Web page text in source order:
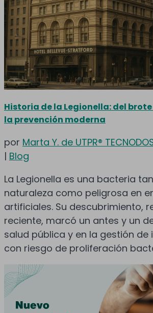
Historia de la Legionella: del
la prevención moderna
por Marta Y. de UTPR®
| Blog
La Legionella es una bacteria
naturaleza como peligrosa en
artificiales. Su descubrimiento,
reciente, marcó un antes y un
salud pública y en la gestión de
con riesgo de proliferación